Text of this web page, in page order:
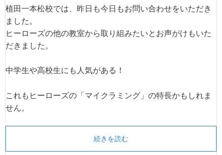
植田一本松校では、昨日も今日もお問い合わせをいただき
ました。
ヒーローズの他の教室から取り組みたいとお声がけもいた
だきました。
中学生や高校生にも人気がある！
これもヒーローズの「マイクラミング」の特長かもしれま
せん。
続きを読む